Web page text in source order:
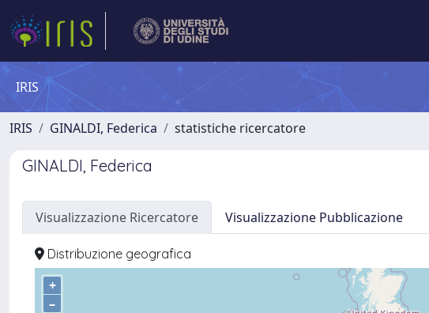
IRIS
IRIS GINALDI, Federica statistiche ricercatore
GINALDI, Federica
Visualizzazione Ricercatore Visualizzazione Pubblicazione
Distribuzione geografica
+
–